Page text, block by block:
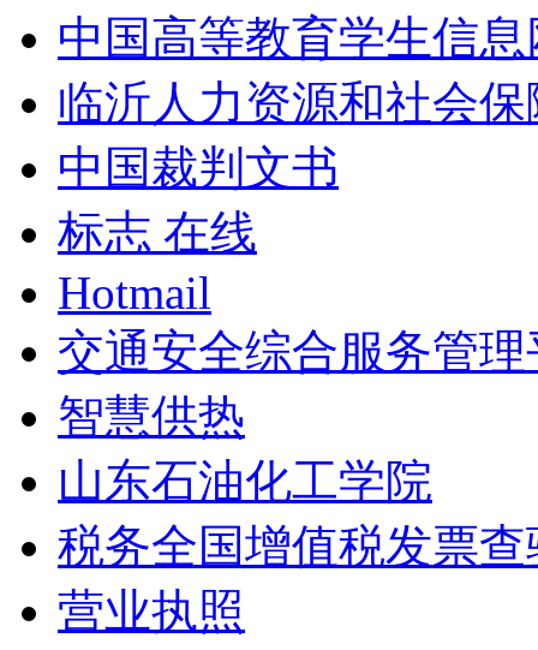
中国高等教育学生信
临沂人力资源和社会保
中国裁判文书
标志 在线
Hotmail
交通安全综合服务管理
智慧供热
山东石油化工学院
税务全国增值税发票
营业执照